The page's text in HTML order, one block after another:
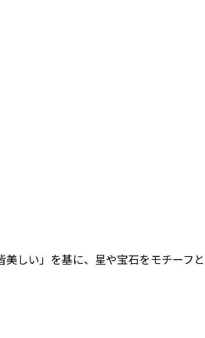
しい」を基に、星や宝石をモチーフと